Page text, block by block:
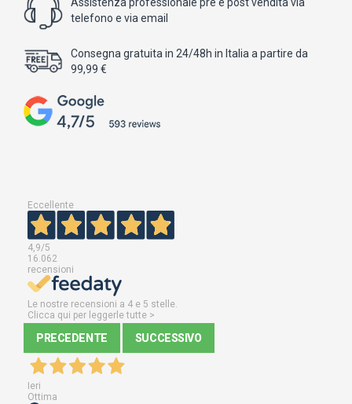
telefono e via email
Consegna gratuita in 24/48h in Italia a partire da
99,99 €
Eccellente
4,9/5
16.062
recensioni
Le nostre recensioni a 4 e 5 stelle.
Clicca qui per leggerle tutte >
PRECEDENTE SUCCESSIVO
Ieri
Ottima